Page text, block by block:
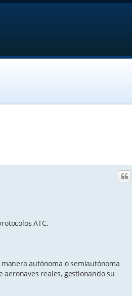
ATC.
autónoma o semiautónoma
reales, gestionando su